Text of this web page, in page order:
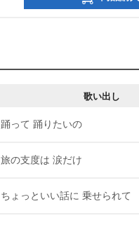
歌い出し
踊って 踊りたいの
旅の支度は 涙だけ
ちょっといい話に 乗せられて